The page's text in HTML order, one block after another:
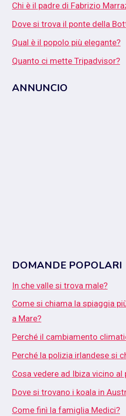
Chi è il padre di Fabrizio
Dove si trova il ponte della
Qual è il popolo più elegante?
Quanto ci mette Tripadvisor?
ANNUNCIO
DOMANDE POPOLARI
In che valle si trova male?
Come si chiama la spiaggia
a Mare?
Perché il cambiamento
Perché la polizia irlandese si
Cosa vedere ad Ibiza vicino al
Dove si trovano i koala in
Come finì la famiglia Medici?